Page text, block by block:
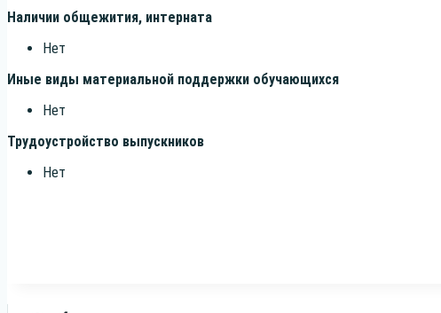
Нали­чии обще­жи­тия, интерната
Нет
Иные виды мате­ри­аль­ной под­держ­ки обучающихся
Нет
Тру­до­устрой­ство выпускников
Нет